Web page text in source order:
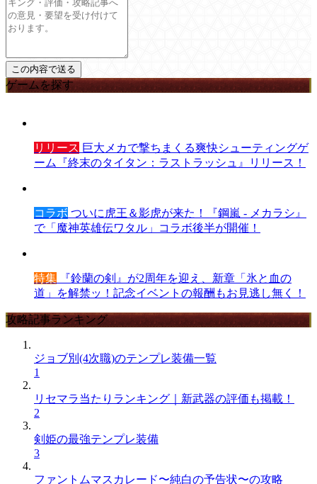
ゲームを探す
リリース 巨大メカで撃ちまくる爽快シューティングゲ
ーム『終末のタイタン：ラストラッシュ』リリース！
コラボ ついに虎王＆影虎が来た！『鋼嵐 - メカラシ』
で「魔神英雄伝ワタル」コラボ後半が開催！
特集 『鈴蘭の剣』が2周年を迎え、新章「氷と血の
道」を解禁ッ！記念イベントの報酬もお見逃し無く！
攻略記事ランキング
ジョブ別(4次職)のテンプレ装備一覧
1
リセマラ当たりランキング｜新武器の評価も掲載！
2
剣姫の最強テンプレ装備
3
ファントムマスカレード〜純白の予告状〜の攻略